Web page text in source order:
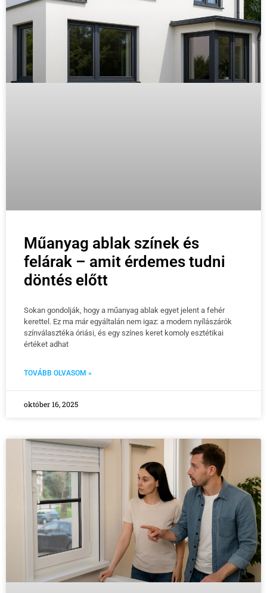
Műanyag ablak színek és
felárak – amit érdemes tudni
döntés előtt
Sokan gondolják, hogy a műanyag ablak egyet jelent a fehér
kerettel. Ez ma már egyáltalán nem igaz: a modern nyílászárók
színválasztéka óriási, és egy színes keret komoly esztétikai
értéket adhat
TOVÁBB OLVASOM »
október 16, 2025